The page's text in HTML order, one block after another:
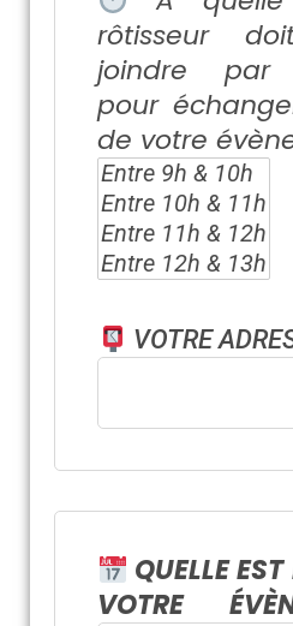
rôtisseur
joindre par
pour
de votre
VOTRE
QUELLE
VOTRE